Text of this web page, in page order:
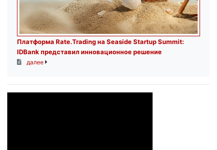
Платформа Rate.Trading на Seaside Startup Summit:
IDBank представил инновационное решение
далее